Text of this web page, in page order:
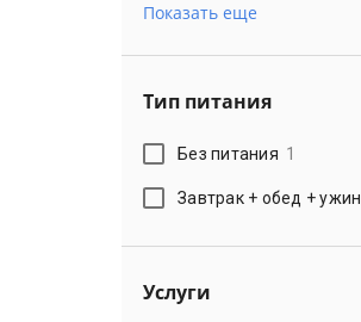
Показать еще
Тип питания
Без питания 1
Завтрак + обед + ужин
Услуги